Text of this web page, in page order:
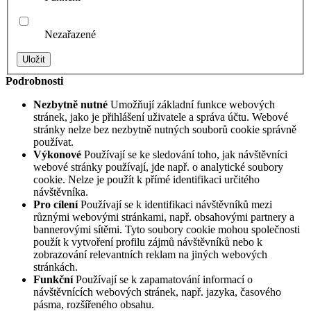
Nezařazené
Podrobnosti
Nezbytně nutné Umožňují základní funkce webových
stránek, jako je přihlášení uživatele a správa účtu. Webové
stránky nelze bez nezbytně nutných souborů cookie správně
používat.
Výkonové Používají se ke sledování toho, jak návštěvníci
webové stránky používají, jde např. o analytické soubory
cookie. Nelze je použít k přímé identifikaci určitého
návštěvníka.
Pro cíleníPoužívají se k identifikaci návštěvníků mezi
různými webovými stránkami, např. obsahovými partnery a
bannerovými sítěmi. Tyto soubory cookie mohou společnosti
použít k vytvoření profilu zájmů návštěvníků nebo k
zobrazování relevantních reklam na jiných webových
stránkách.
FunkčníPoužívají se k zapamatování informací o
návštěvnících webových stránek, např. jazyka, časového
pásma, rozšířeného obsahu.